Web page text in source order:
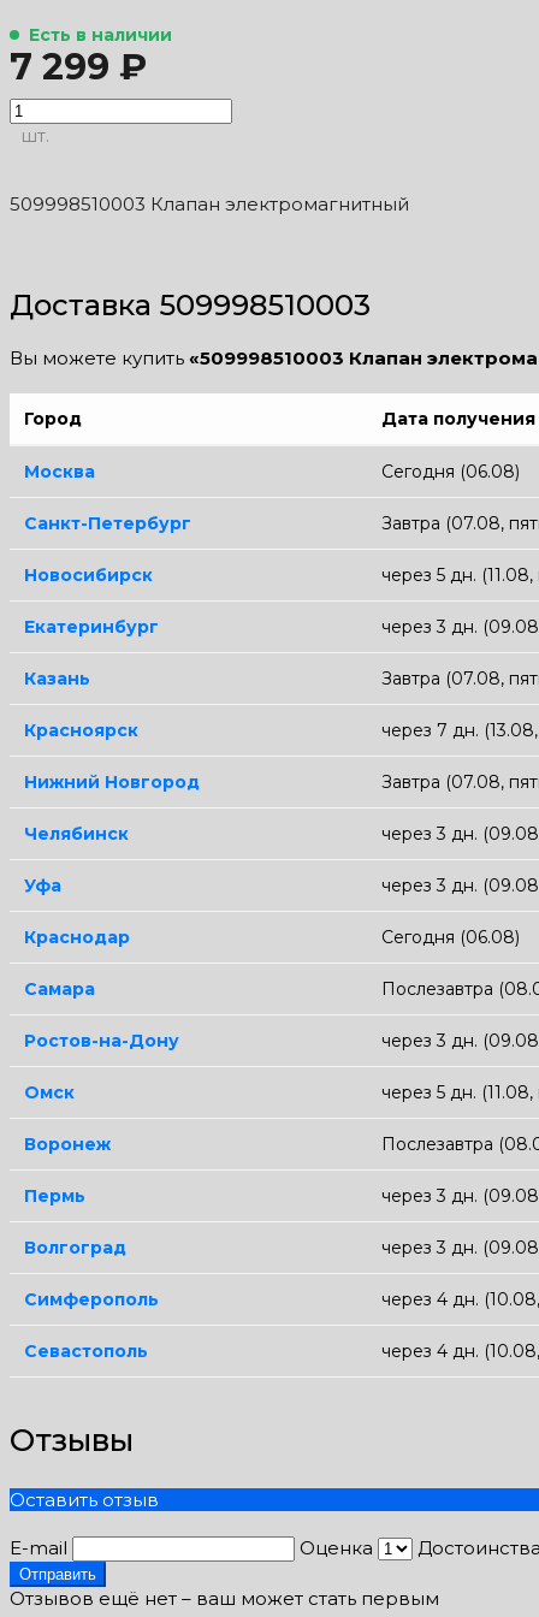
Есть в наличии
7 299 ₽
шт.
509998510003 Клапан электромагнитный
Доставка 509998510003
Вы можете купить «509998510003 Клапан
Город Дата получения
Москва Сегодня (06.08)
Санкт-Петербург Завтра (07.08,
Новосибирск через 5 дн.
Екатеринбург через 3 дн.
Казань Завтра (07.08,
Красноярск через 7 дн.
Нижний Новгород Завтра (07.08,
Челябинск через 3 дн.
Уфа через 3 дн.
Краснодар Сегодня (06.08)
Самара Послезавтра
Ростов-на-Дону через 3 дн.
Омск через 5 дн.
Воронеж Послезавтра
Пермь через 3 дн.
Волгоград через 3 дн.
Симферополь через 4 дн.
Севастополь через 4 дн.
Отзывы
Оставить отзыв
E-mail Оценка
Отправить
Отзывов ещё нет – ваш может стать первым